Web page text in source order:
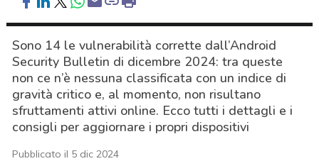
Sono 14 le vulnerabilità corrette dall’Android
Security Bulletin di dicembre 2024: tra queste
non ce n’è nessuna classificata con un indice di
gravità critico e, al momento, non risultano
sfruttamenti attivi online. Ecco tutti i dettagli e i
consigli per aggiornare i propri dispositivi
Pubblicato il 5 dic 2024